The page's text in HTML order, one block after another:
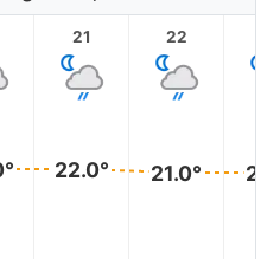
21
22.0°
22
21.0°